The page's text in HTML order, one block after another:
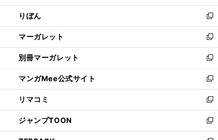
開
く
ウ
で
開
く
ン
ド
ウ
で
開
く
ウ
ィ
ン
ド
ウ
で
開
く
りぼん
新
し
い
ウ
ィ
ン
ド
ウ
で
開
く
マーガレット
新
し
い
ウ
ィ
ン
ド
ウ
で
開
別冊マーガレット
新
し
い
ウ
ィ
ン
ド
ウ
マンガMee公式サイト
新
し
い
ウ
ィ
ン
リマコミ
新
し
い
ウ
ジャンプTOON
新
し